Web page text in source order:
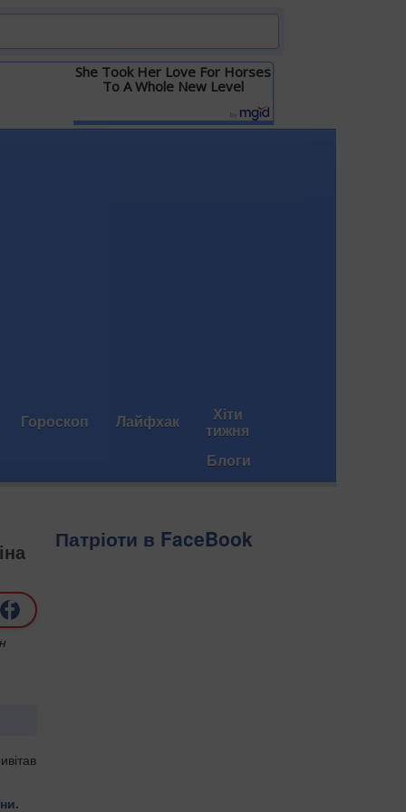
She Took Her Love For Horses
To A Whole New Level
Детальніше
Гороскоп Лайфхак Хіти
тижня
Блоги
Патріоти в FaceBook